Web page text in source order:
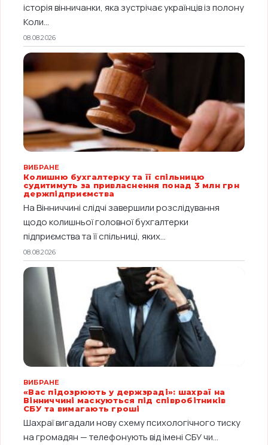
історія вінничанки, яка зустрічає українців із полону
Коли...
08.08.2026
ВИБРАНЕ
Колишню бухгалтерку та її спільницю
судитимуть за привласнення понад 3 млн грн
держпідприємства
На Вінниччині слідчі завершили розслідування
щодо колишньої головної бухгалтерки
підприємства та її спільниці, яких...
08.08.2026
ВИБРАНЕ
«Вас підозрюють у держзраді»: шахраї на
Вінниччині маскуються під співробітників
СБУ та вимагають гроші
Шахраї вигадали нову схему психологічного тиску
на громадян — телефонують від імені СБУ чи...